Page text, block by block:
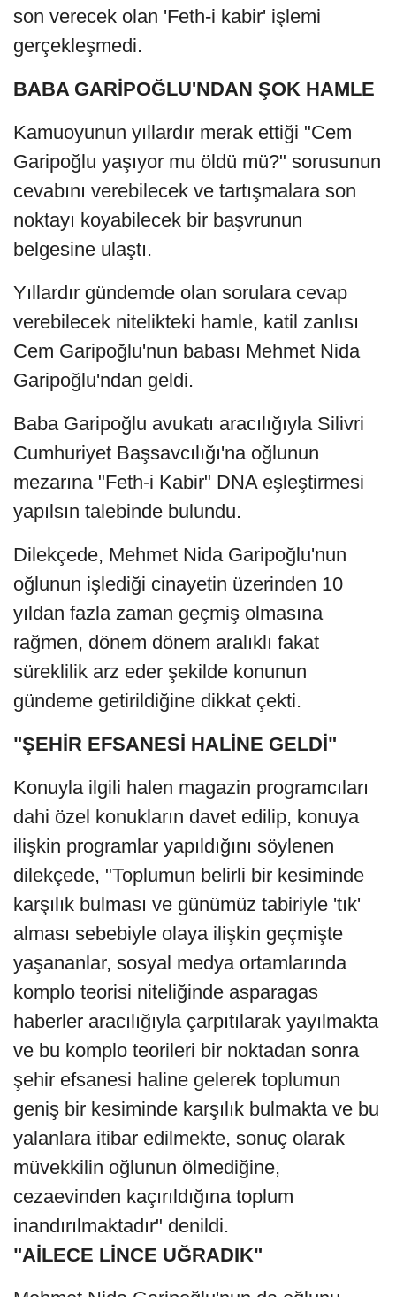
son verecek olan 'Feth-i kabir' işlemi
gerçekleşmedi.
BABA GARİPOĞLU'NDAN ŞOK HAMLE
Kamuoyunun yıllardır merak ettiği "Cem
Garipoğlu yaşıyor mu öldü mü?" sorusunun
cevabını verebilecek ve tartışmalara son
noktayı koyabilecek bir başvrunun
belgesine ulaştı.
Yıllardır gündemde olan sorulara cevap
verebilecek nitelikteki hamle, katil zanlısı
Cem Garipoğlu'nun babası Mehmet Nida
Garipoğlu'ndan geldi.
Baba Garipoğlu avukatı aracılığıyla Silivri
Cumhuriyet Başsavcılığı'na oğlunun
mezarına "Feth-i Kabir" DNA eşleştirmesi
yapılsın talebinde bulundu.
Dilekçede, Mehmet Nida Garipoğlu'nun
oğlunun işlediği cinayetin üzerinden 10
yıldan fazla zaman geçmiş olmasına
rağmen, dönem dönem aralıklı fakat
süreklilik arz eder şekilde konunun
gündeme getirildiğine dikkat çekti.
"ŞEHİR EFSANESİ HALİNE GELDİ"
Konuyla ilgili halen magazin programcıları
dahi özel konukların davet edilip, konuya
ilişkin programlar yapıldığını söylenen
dilekçede, "Toplumun belirli bir kesiminde
karşılık bulması ve günümüz tabiriyle 'tık'
alması sebebiyle olaya ilişkin geçmişte
yaşananlar, sosyal medya ortamlarında
komplo teorisi niteliğinde asparagas
haberler aracılığıyla çarpıtılarak yayılmakta
ve bu komplo teorileri bir noktadan sonra
şehir efsanesi haline gelerek toplumun
geniş bir kesiminde karşılık bulmakta ve bu
yalanlara itibar edilmekte, sonuç olarak
müvekkilin oğlunun ölmediğine,
cezaevinden kaçırıldığına toplum
inandırılmaktadır" denildi.
"AİLECE LİNCE UĞRADIK"